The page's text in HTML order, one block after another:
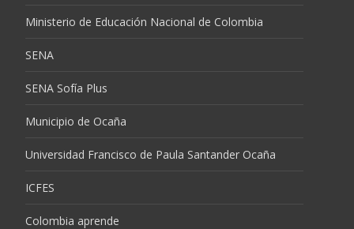
Ministerio de Educación Nacional de Colombia
SENA
SENA Sofía Plus
Municipio de Ocaña
Universidad Francisco de Paula Santander Ocaña
ICFES
Colombia aprende